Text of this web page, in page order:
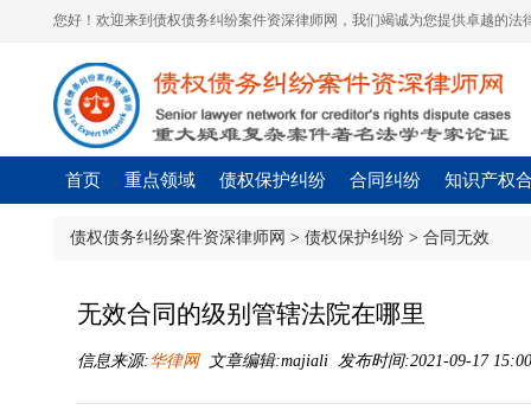
您好！欢迎来到债权债务纠纷案件资深律师网，我们竭诚为您提供卓越的法
首页 重点领域 债权保护纠纷 合同纠纷 知识产权
债权债务纠纷案件资深律师网 > 债权保护纠纷 > 合同无效
无效合同的级别管辖法院在哪里
信息来源:华律网文章编辑:majiali 发布时间:2021-09-17